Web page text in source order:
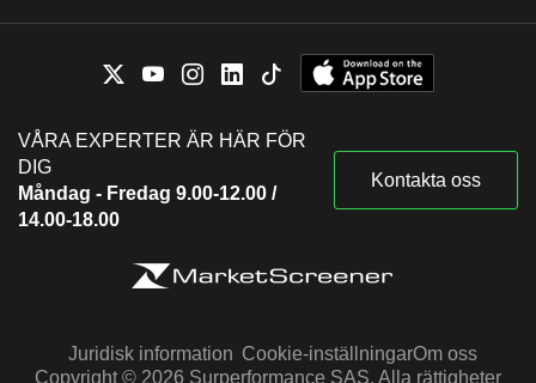
VÅRA EXPERTER ÄR HÄR FÖR
DIG
Måndag - Fredag 9.00-12.00 /
14.00-18.00
Kontakta oss
Juridisk information Cookie-inställningarOm oss
Copyright © 2026 Surperformance SAS. Alla rättigheter